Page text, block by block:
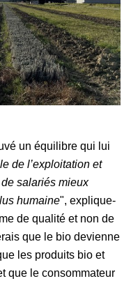
un équilibre qui lui
de l’exploitation et
salariés mieux
humaine", explique-
de qualité et non de
que le bio devienne
les produits bio et
que le consommateur